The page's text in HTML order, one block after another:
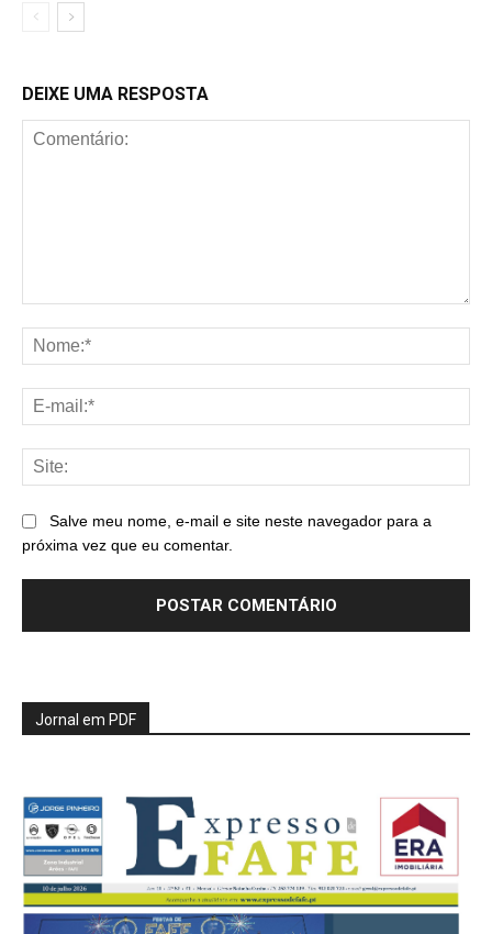
DEIXE UMA RESPOSTA
Salve meu nome, e-mail e site neste navegador para a
próxima vez que eu comentar.
Jornal em PDF